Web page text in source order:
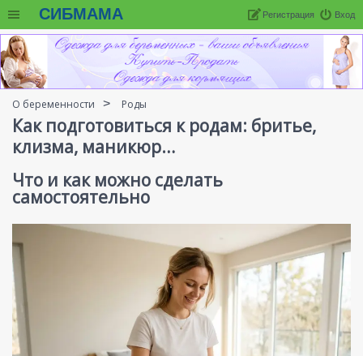
СИБМАМА Вход
Регистрация
О беременности Роды
Как подготовиться к родам: бритье,
клизма, маникюр…
Что и как можно сделать
самостоятельно